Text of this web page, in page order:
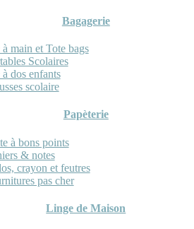
Bagagerie
à main et Tote bags
Scolaires
à dos enfants
scolaire
Papèterie
à bons points
& notes
crayon et feutres
pas cher
Linge de Maison